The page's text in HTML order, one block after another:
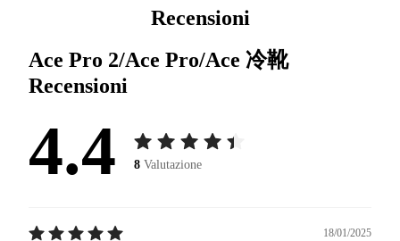
Recensioni
Ace Pro 2/Ace Pro/Ace 冷靴
Recensioni
4.4 8 Valutazione
18/01/2025